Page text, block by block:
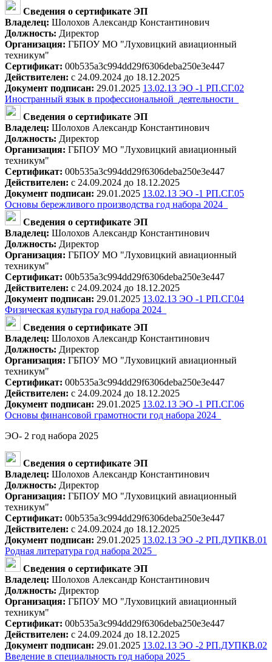
Сведения о сертификате ЭП
Владелец: Шолохов Александр Константинович
Должность: Директор
Организация: ГБПОУ МО "Луховицкий авиационный
техникум"
Сертификат: 00b535a3c994dd29f6306deba250e3e447
Действителен: с 24.09.2024 до 18.12.2025
Документ подписан: 29.01.2025 13.02.13 ЭО -1 РП.СГ.02
Иностранный язык в профессиональной_деятельности_
Сведения о сертификате ЭП
Владелец: Шолохов Александр Константинович
Должность: Директор
Организация: ГБПОУ МО "Луховицкий авиационный
техникум"
Сертификат: 00b535a3c994dd29f6306deba250e3e447
Действителен: с 24.09.2024 до 18.12.2025
Документ подписан: 29.01.2025 13.02.13 ЭО -1 РП.СГ.05
Основы бережливого производства год набора 2024_
Сведения о сертификате ЭП
Владелец: Шолохов Александр Константинович
Должность: Директор
Организация: ГБПОУ МО "Луховицкий авиационный
техникум"
Сертификат: 00b535a3c994dd29f6306deba250e3e447
Действителен: с 24.09.2024 до 18.12.2025
Документ подписан: 29.01.2025 13.02.13 ЭО -1 РП.СГ.04
Физическая культура год набора 2024_
Сведения о сертификате ЭП
Владелец: Шолохов Александр Константинович
Должность: Директор
Организация: ГБПОУ МО "Луховицкий авиационный
техникум"
Сертификат: 00b535a3c994dd29f6306deba250e3e447
Действителен: с 24.09.2024 до 18.12.2025
Документ подписан: 29.01.2025 13.02.13 ЭО -1 РП.СГ.06
Основы финансовой грамотности год набора 2024_
ЭО- 2 год набора 2025
Сведения о сертификате ЭП
Владелец: Шолохов Александр Константинович
Должность: Директор
Организация: ГБПОУ МО "Луховицкий авиационный
техникум"
Сертификат: 00b535a3c994dd29f6306deba250e3e447
Действителен: с 24.09.2024 до 18.12.2025
Документ подписан: 29.01.2025 13.02.13 ЭО -2 РП.ДУПКВ.01
Родная литература год набора 2025_
Сведения о сертификате ЭП
Владелец: Шолохов Александр Константинович
Должность: Директор
Организация: ГБПОУ МО "Луховицкий авиационный
техникум"
Сертификат: 00b535a3c994dd29f6306deba250e3e447
Действителен: с 24.09.2024 до 18.12.2025
Документ подписан: 29.01.2025 13.02.13 ЭО -2 РП.ДУПКВ.02
Введение в специальность год набора 2025_